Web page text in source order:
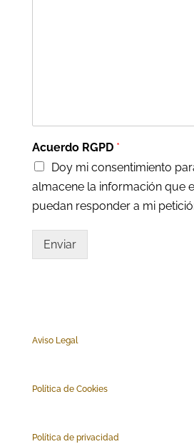
Acuerdo RGPD *
Doy mi consentimiento
almacene la información que
puedan responder a mi
Enviar
Aviso Legal
Política de Cookies
Política de privacidad